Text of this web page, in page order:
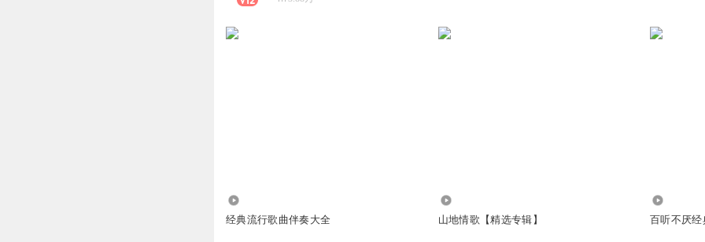
经典流行歌曲伴奏大全 山地情歌【精选专辑】 百听不厌